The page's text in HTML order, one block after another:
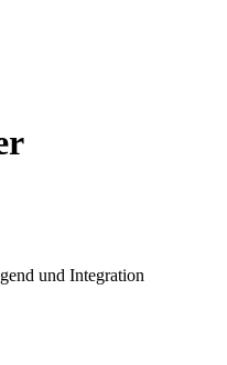
und Integration